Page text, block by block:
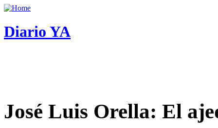
Diario YA
José Luis Orella: El